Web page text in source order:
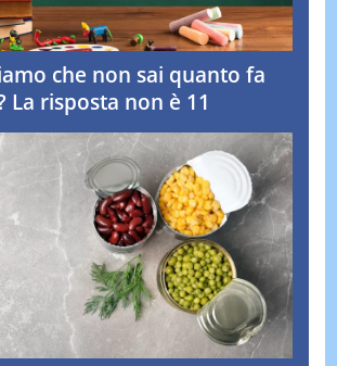
che non sai quanto fa
La risposta non è 11